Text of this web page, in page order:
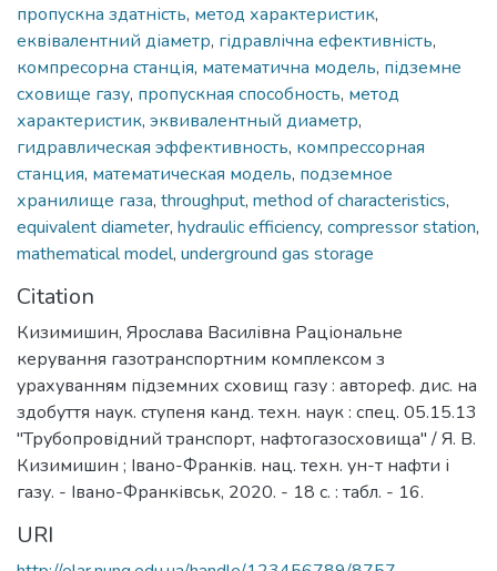
пропускна здатність, метод характеристик,
еквівалентний діаметр, гідравлічна ефективність,
компресорна станція, математична модель, підземне
сховище газу, пропускная способность, метод
характеристик, эквивалентный диаметр,
гидравлическая эффективность, компрессорная
станция, математическая модель, подземное
хранилище газа, throughput, method of characteristics,
equivalent diameter, hydraulic efficiency, compressor station,
mathematical model, underground gas storage
Citation
Кизимишин, Ярослава Василівна Раціональне
керування газотранспортним комплексом з
урахуванням підземних сховищ газу : автореф. дис. на
здобуття наук. ступеня канд. техн. наук : спец. 05.15.13
"Трубопровідний транспорт, нафтогазосховища" / Я. В.
Кизимишин ; Івано-Франків. нац. техн. ун-т нафти і
газу. - Івано-Франківськ, 2020. - 18 с. : табл. - 16.
URI